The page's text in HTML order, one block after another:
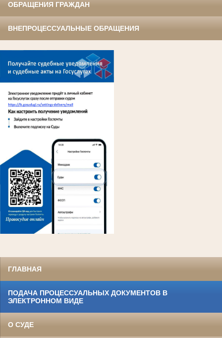
ОБРАЩЕНИЯ ГРАЖДАН
ВНЕПРОЦЕССУАЛЬНЫЕ ОБРАЩЕНИЯ
ГЛАВНАЯ
ПОДАЧА ПРОЦЕССУАЛЬНЫХ ДОКУМЕНТОВ В
ЭЛЕКТРОННОМ ВИДЕ
О СУДЕ